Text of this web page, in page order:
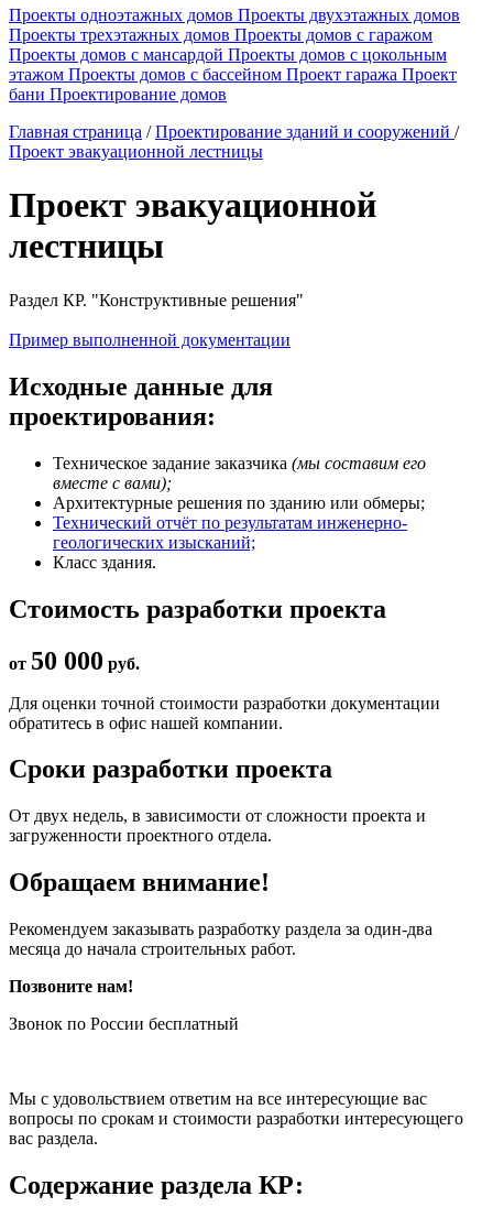
Проекты одноэтажных домов Проекты двухэтажных домов
Проекты трехэтажных домов Проекты домов с гаражом
Проекты домов с мансардой Проекты домов с цокольным
этажом Проекты домов с бассейном Проект гаража Проект
бани Проектирование домов
Главная страница / Проектирование зданий и сооружений /
Проект эвакуационной лестницы
Проект эвакуационной
лестницы
Раздел КР. "Конструктивные решения"
Пример выполненной документации
Исходные данные для
проектирования:
Техническое задание заказчика (мы составим его
вместе с вами);
Архитектурные решения по зданию или обмеры;
Технический отчёт по результатам инженерно-
геологических изысканий;
Класс здания.
Стоимость разработки проекта
от 50 000 руб.
Для оценки точной стоимости разработки документации
обратитесь в офис нашей компании.
Сроки разработки проекта
От двух недель, в зависимости от сложности проекта и
загруженности проектного отдела.
Обращаем внимание!
Рекомендуем заказывать разработку раздела за один-два
месяца до начала строительных работ.
Позвоните нам!
Звонок по России бесплатный
Мы с удовольствием ответим на все интересующие вас
вопросы по срокам и стоимости разработки интересующего
вас раздела.
Содержание раздела КР: